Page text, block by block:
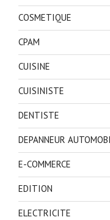
COSMETIQUE
CPAM
CUISINE
CUISINISTE
DENTISTE
DEPANNEUR
E-COMMERCE
EDITION
ELECTRICITE